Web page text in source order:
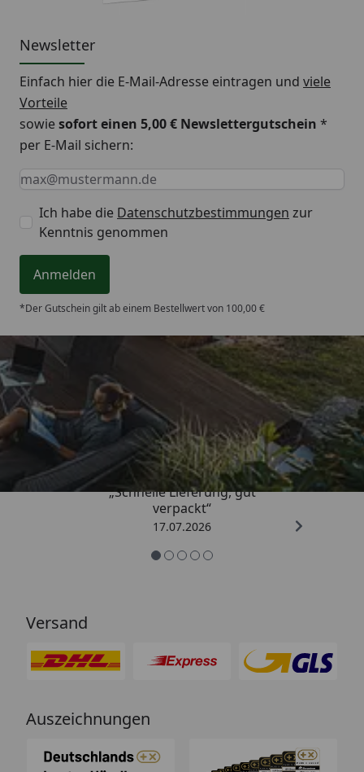
Newsletter
Einfach hier die E-Mail-Adresse eintragen und viele
Vorteile
sowiesofort einen 5,00 € Newslettergutschein *
per E-Mail sichern:
Keine Eingabe erforderlich
Eingabe erforderlich
E-Mail *
Ich habe die Datenschutzbestimmungen zur
Kenntnis genommen
Anmelden
*Der Gutschein gilt ab einem Bestellwert von 100,00 €
Trusted Shops
4,65/ 5
„Schnelle Lieferung, gut
verpackt“
17.07.2026
Versand
Auszeichnungen